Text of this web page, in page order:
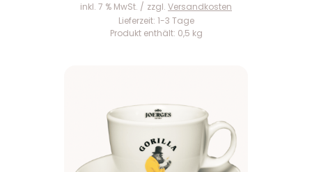
3
,
€
€
.
inkl. 7 % MwSt. zzgl. Versandkosten
Lieferzeit: 1-3 Tage
Produkt enthält: 0,5 kg